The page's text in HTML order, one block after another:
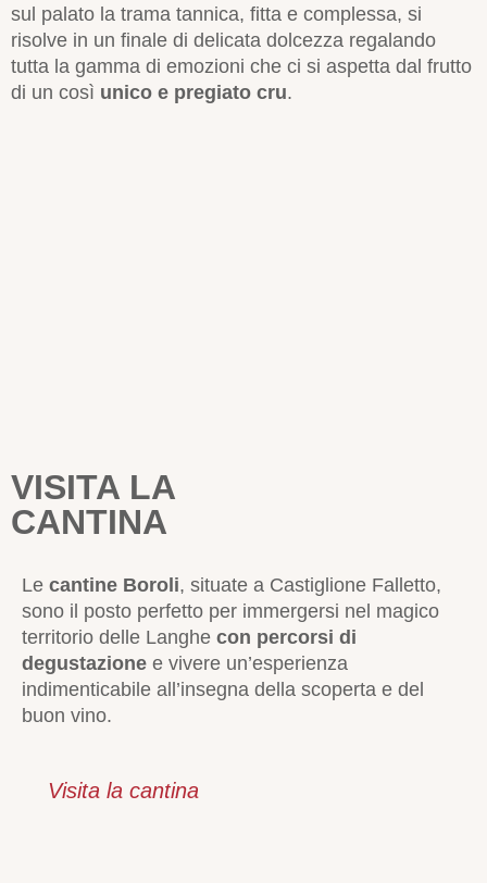
sul palato la trama tannica, fitta e complessa, si
risolve in un finale di delicata dolcezza regalando
tutta la gamma di emozioni che ci si aspetta dal frutto
di un così unico e pregiato cru.
VISITA LA
CANTINA
Le cantine Boroli, situate a Castiglione Falletto,
sono il posto perfetto per immergersi nel magico
territorio delle Langhe con percorsi di
degustazione e vivere un’esperienza
indimenticabile all’insegna della scoperta e del
buon vino.
Visita la cantina